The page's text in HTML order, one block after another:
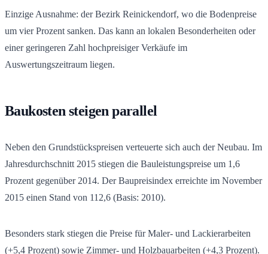
Einzige Ausnahme: der Bezirk Reinickendorf, wo die Bodenpreise
um vier Prozent sanken. Das kann an lokalen Besonderheiten oder
einer geringeren Zahl hochpreisiger Verkäufe im
Auswertungszeitraum liegen.
Baukosten steigen parallel
Neben den Grundstückspreisen verteuerte sich auch der Neubau. Im
Jahresdurchschnitt 2015 stiegen die Bauleistungspreise um 1,6
Prozent gegenüber 2014. Der Baupreisindex erreichte im November
2015 einen Stand von 112,6 (Basis: 2010).
Besonders stark stiegen die Preise für Maler- und Lackierarbeiten
(+5,4 Prozent) sowie Zimmer- und Holzbauarbeiten (+4,3 Prozent).